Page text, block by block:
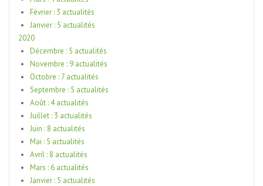
Février : 3 actualités
Janvier : 5 actualités
2020
Décembre : 5 actualités
Novembre : 9 actualités
Octobre : 7 actualités
Septembre : 5 actualités
Août : 4 actualités
Juillet : 3 actualités
Juin : 8 actualités
Mai : 5 actualités
Avril : 8 actualités
Mars : 6 actualités
Janvier : 5 actualités